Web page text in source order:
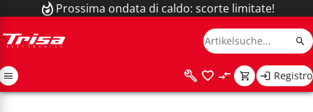
Prossima ondata di caldo: scorte limitate!
Registro